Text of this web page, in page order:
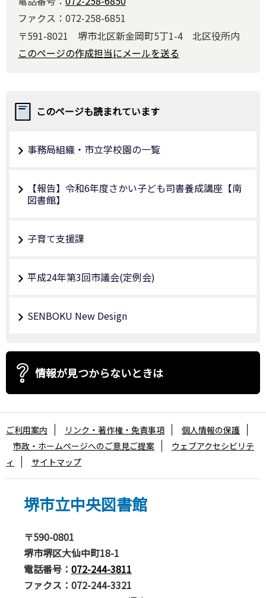
ファクス：072-258-6851
〒591-8021 堺市北区新金岡町5丁1-4 北区役所内
このページの作成担当にメールを送る
このページも読まれています
事務局組織・市立学校園の一覧
【報告】令和6年度さかい子ども司書養成講座【南
図書館】
子育て支援課
平成24年第3回市議会(定例会)
SENBOKU New Design
情報が見つからないときは
堺市立中央図書館
〒590-0801
堺市堺区大仙中町18-1
電話番号： 072-244-3811
ファクス：072-244-3321
ご利用案内 リンク・著作権・免責事項
個人情報の保護
市政・ホームページへのご意見ご提案
ウェブアクセシビリテ
ィ
サイトマップ